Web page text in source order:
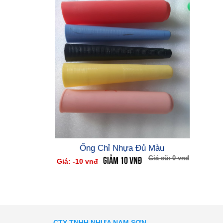
Ống Chỉ Nhựa Đủ Màu
Giá: -10 vnđ Giá cũ: 0 vnđ
GIẢM 10 vnđ